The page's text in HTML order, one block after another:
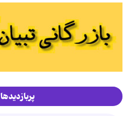
پربازدیدها